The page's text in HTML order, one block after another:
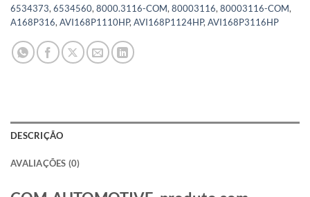
6534373, 6534560, 8000.3116-COM, 80003116, 80003116-COM,
A168P316, AVI168P1110HP, AVI168P1124HP, AVI168P3116HP
DESCRIÇÃO
AVALIAÇÕES (0)